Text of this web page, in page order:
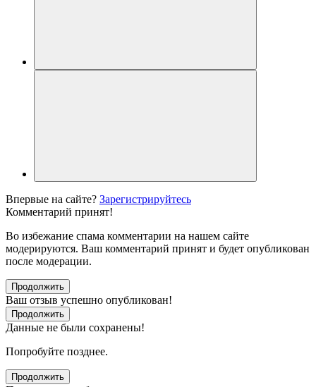
Впервые на сайте? Зарегистрируйтесь
Комментарий принят!
Во избежание спама комментарии на нашем сайте
модерируются. Ваш комментарий принят и будет опубликован
после модерации.
Продолжить
Ваш отзыв успешно опубликован!
Продолжить
Данные не были сохранены!
Попробуйте позднее.
Продолжить